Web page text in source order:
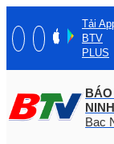
Tải
BTV
PLUS
NINH
Bac